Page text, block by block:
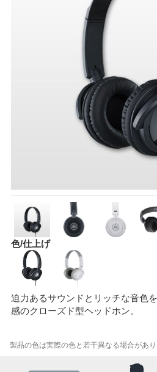
色/仕上げ
迫力あるサウンドとリッチな音色
感のクローズド型ヘッドホン。
製品の色は実際の色と若干異なる場合があり